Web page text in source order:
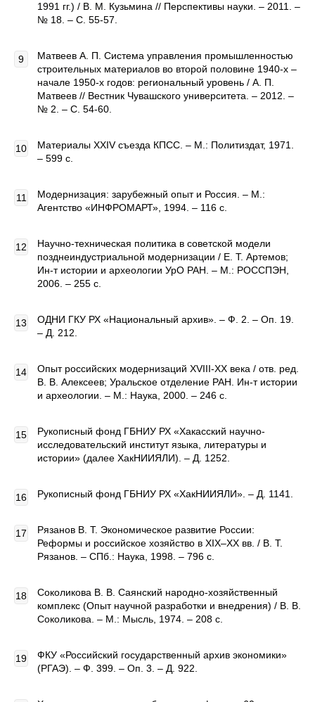
1991 гг.) / В. М. Кузьмина // Перспективы науки. – 2011. –
№ 18. – С. 55-57.
Матвеев А. П. Система управления промышленностью
строительных материалов во второй половине 1940-х –
начале 1950-х годов: региональный уровень / А. П.
Матвеев // Вестник Чувашского университета. – 2012. –
№ 2. – С. 54-60.
Материалы XXIV съезда КПСС. – М.: Политиздат, 1971.
– 599 с.
Модернизация: зарубежный опыт и Россия. – М.:
Агентство «ИНФРОМАРТ», 1994. – 116 с.
Научно-техническая политика в советской модели
позднеиндустриальной модернизации / Е. Т. Артемов;
Ин-т истории и археологии УрО РАН. – М.: РОССПЭН,
2006. – 255 с.
ОДНИ ГКУ РХ «Национальный архив». – Ф. 2. – Оп. 19.
– Д. 212.
Опыт российских модернизаций XVIII-XX века / отв. ред.
В. В. Алексеев; Уральское отделение РАН. Ин-т истории
и археологии. – М.: Наука, 2000. – 246 с.
Рукописный фонд ГБНИУ РХ «Хакасский научно-
исследовательский институт языка, литературы и
истории» (далее ХакНИИЯЛИ). – Д. 1252.
Рукописный фонд ГБНИУ РХ «ХакНИИЯЛИ». – Д. 1141.
Рязанов В. Т. Экономическое развитие России:
Реформы и российское хозяйство в XIX–XX вв. / В. Т.
Рязанов. – СПб.: Наука, 1998. – 796 с.
Соколикова В. В. Саянский народно-хозяйственный
комплекс (Опыт научной разработки и внедрения) / В. В.
Соколикова. – М.: Мысль, 1974. – 208 с.
ФКУ «Российский государственный архив экономики»
(РГАЭ). – Ф. 399. – Оп. 3. – Д. 922.